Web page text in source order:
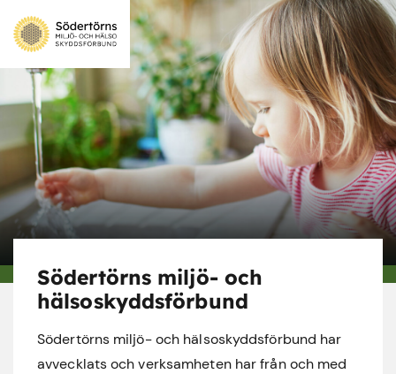
Södertörns miljö- och
hälsoskyddsförbund
Södertörns miljö- och hälsoskyddsförbund har
avvecklats och verksamheten har från och med